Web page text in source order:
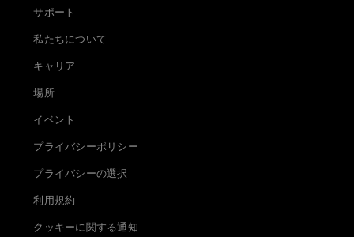
サポート
私たちについて
キャリア
場所
イベント
プライバシーポリシー
プライバシーの選択
利用規約
クッキーに関する通知